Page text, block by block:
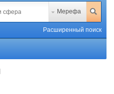
Мерефа
Расширенный поиск